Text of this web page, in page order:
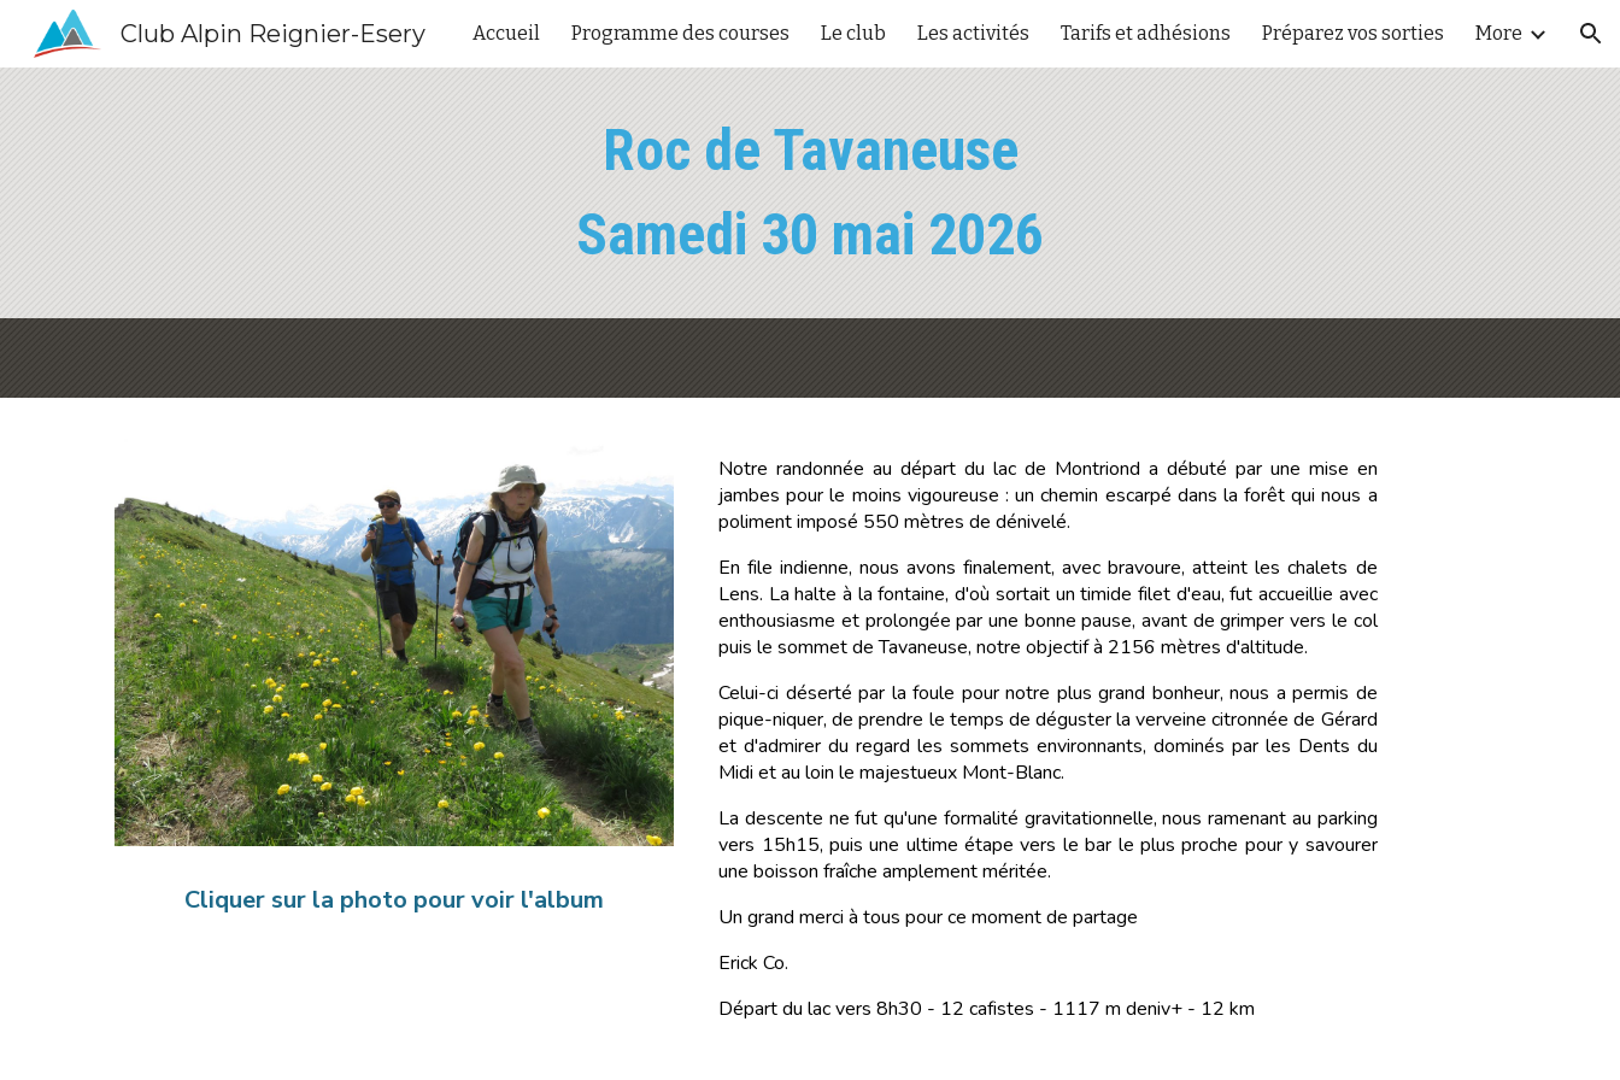
Skip to main content Skip to navigation
Club Alpin Reignier-Esery Accueil Programme des courses Le club Les activités Tarifs et adhésions Préparez vos sorties More
Roc de Tavaneuse
Samedi 30 mai 2026
Cliquer sur la photo pour voir l'album
Notre randonnée au départ du lac de Montriond a débuté par une mise en
jambes pour le moins vigoureuse : un chemin escarpé dans la forêt qui nous a
poliment imposé 550 mètres de dénivelé.
En file indienne, nous avons finalement, avec bravoure, atteint les chalets de
Lens. La halte à la fontaine, d'où sortait un timide filet d'eau, fut accueillie avec
enthousiasme et prolongée par une bonne pause, avant de grimper vers le col
puis le sommet de Tavaneuse, notre objectif à 2156 mètres d'altitude.
Celui-ci déserté par la foule pour notre plus grand bonheur, nous a permis de
pique-niquer, de prendre le temps de déguster la verveine citronnée de Gérard
et d'admirer du regard les sommets environnants, dominés par les Dents du
Midi et au loin le majestueux Mont-Blanc.
La descente ne fut qu'une formalité gravitationnelle, nous ramenant au parking
vers 15h15, puis une ultime étape vers le bar le plus proche pour y savourer
une boisson fraîche amplement méritée.
Un grand merci à tous pour ce moment de partage
Erick Co.
Départ du lac vers 8h30 - 12 cafistes - 1117 m deniv+ - 12 km